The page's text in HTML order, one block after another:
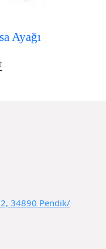
Ayağı
34890 Pendik/